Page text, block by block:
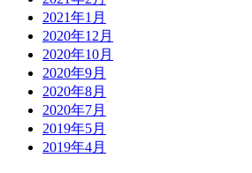
2021年1月
2020年12月
2020年10月
2020年9月
2020年8月
2020年7月
2019年5月
2019年4月